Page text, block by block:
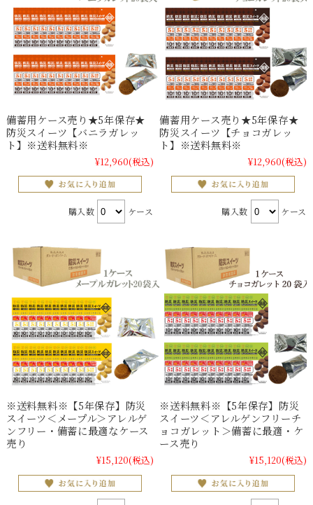
備蓄用ケース売り★5年保存★
防災スイーツ【バニラガレッ
ト】※送料無料※
¥12,960(税込)
購入数 ケース
備蓄用ケース売り★5年保存★
防災スイーツ【チョコガレッ
ト】※送料無料※
¥12,960(税込)
購入数 ケース
※送料無料※【5年保存】防災
スイーツ＜メープル＞アレルゲ
ンフリー・備蓄に最適なケース
売り
¥15,120(税込)
※送料無料※【5年保存】防災
スイーツ＜アレルゲンフリーチ
ョコガレット＞備蓄に最適・ケ
ース売り
¥15,120(税込)